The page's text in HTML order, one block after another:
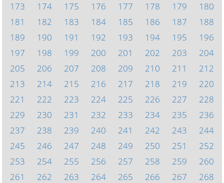
173
174 175 176 177 178 179
180
181
182 183 184 185 186 187
188
189
190 191 192 193 194 195
196
197
198 199 200 201 202 203
204
205
206 207 208 209 210 211
212
213
214 215 216 217 218 219
220
221
222 223 224 225 226 227
228
229
230 231 232 233 234 235
236
237
238 239 240 241 242 243
244
245
246 247 248 249 250 251
252
253
254 255 256 257 258 259
260
261
262 263 264 265 266 267
268